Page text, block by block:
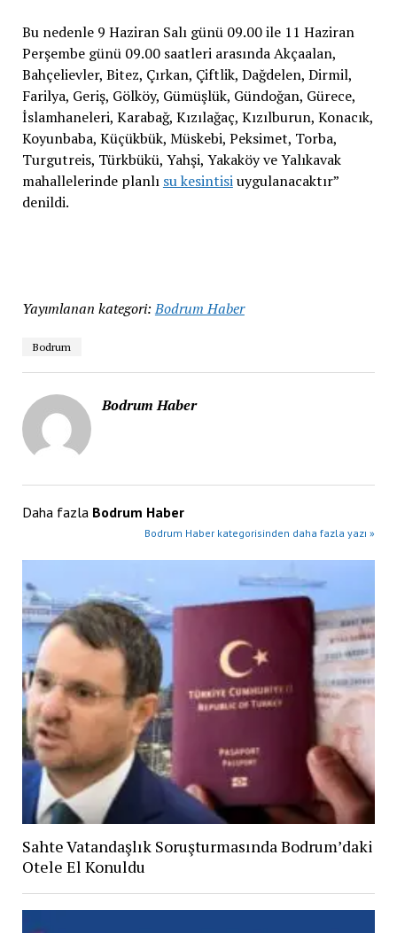
Bu nedenle 9 Haziran Salı günü 09.00 ile 11 Haziran
Perşembe günü 09.00 saatleri arasında Akçaalan,
Bahçelievler, Bitez, Çırkan, Çiftlik, Dağdelen, Dirmil,
Farilya, Geriş, Gölköy, Gümüşlük, Gündoğan, Gürece,
İslamhaneleri, Karabağ, Kızılağaç, Kızılburun, Konacık,
Koyunbaba, Küçükbük, Müskebi, Peksimet, Torba,
Turgutreis, Türkbükü, Yahşi, Yakaköy ve Yalıkavak
mahallelerinde planlı su kesintisiuygulanacaktır”
denildi.
Yayımlanan kategori: Bodrum Haber
Bodrum
Bodrum Haber
Daha fazla Bodrum Haber
Bodrum Haber kategorisinden daha fazla yazı »
Sahte Vatandaşlık Soruşturmasında Bodrum’daki
Otele El Konuldu